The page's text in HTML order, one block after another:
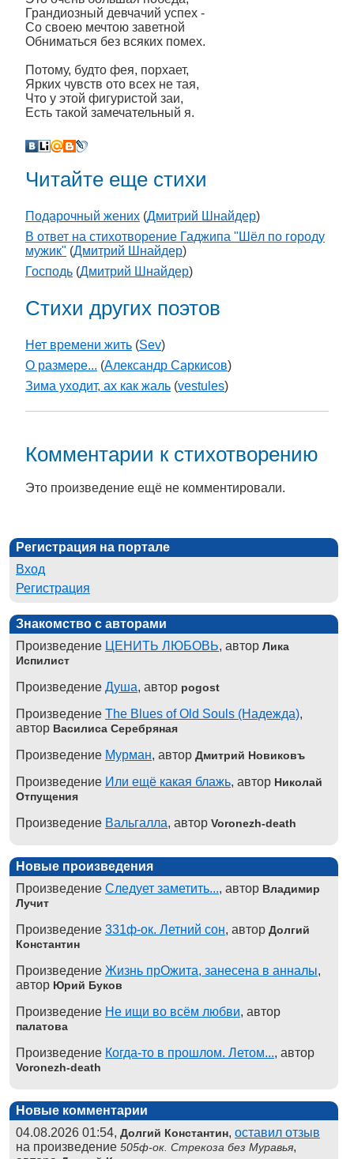
Грандиозный девчачий успех -
Со своею мечтою заветной
Обниматься без всяких помех.
Потому, будто фея, порхает,
Ярких чувств ото всех не тая,
Что у этой фигуристой заи,
Есть такой замечательный я.
Читайте еще стихи
Подарочный жених (Дмитрий Шнайдер)
В ответ на стихотворение Гаджипа "Шёл по городу
мужик" (Дмитрий Шнайдер)
Господь (Дмитрий Шнайдер)
Стихи других поэтов
Нет времени жить (Sev)
О размере... (Александр Саркисов)
Зима уходит, ах как жаль (vestules)
Комментарии к стихотворению
Это произведение ещё не комментировали.
Регистрация на портале
Вход
Регистрация
Знакомство с авторами
Произведение ЦЕНИТЬ ЛЮБОВЬ, автор Лика
Испилист
Произведение Душа, автор pogost
Произведение The Blues of Old Souls (Надежда),
автор Василиса Серебряная
Произведение Мурман, автор Дмитрий Новиковъ
Произведение Или ещё какая блажь, автор Николай
Отпущения
Произведение Вальгалла, автор Voronezh-death
Новые произведения
Произведение Следует заметить..., автор Владимир
Лучит
Произведение 331ф-ок. Летний сон, автор Долгий
Константин
Произведение Жизнь прОжита, занесена в анналы,
автор Юрий Буков
Произведение Не ищи во всём любви, автор
палатова
Произведение Когда-то в прошлом. Летом..., автор
Voronezh-death
Новые комментарии
04.08.2026 01:54, Долгий Константин, оставил отзыв
на произведение 505ф-ок. Стрекоза без Муравья,